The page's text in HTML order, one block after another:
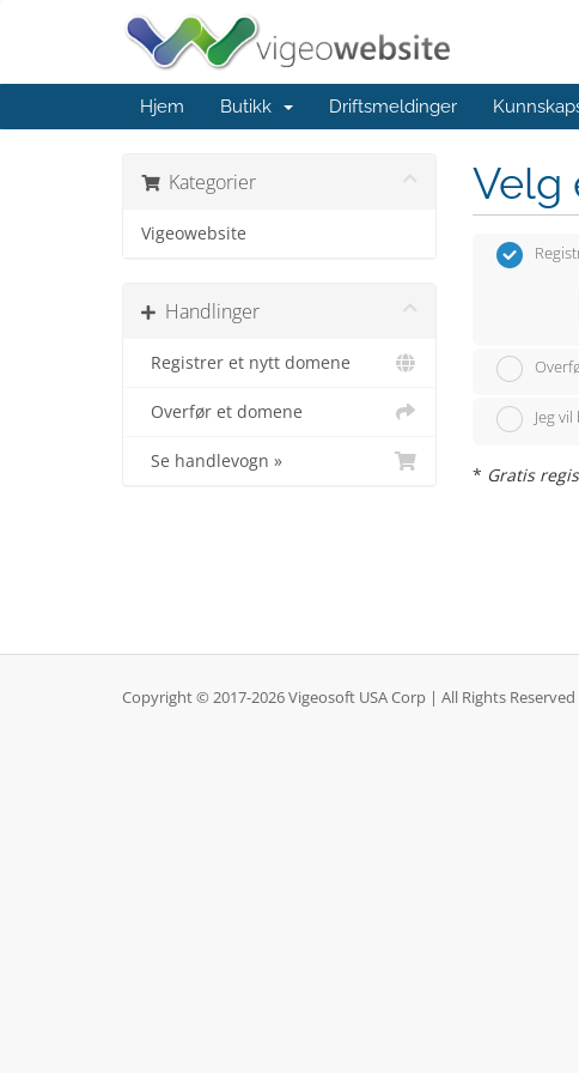
Hjem Butikk Driftsmeldinger
Kategorier
Vigeowebsite
Handlinger
Registrer et nytt domene
Overfør et domene
Se handlevogn »
Velg
Jeg
* Gratis
Copyright © 2017-2026 Vigeosoft USA Corp | All Rights Reserved